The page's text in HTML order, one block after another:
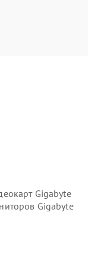
Gigabyte
Gigabyte